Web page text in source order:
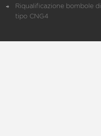
Riqualificazione bombole di
tipo CNG4